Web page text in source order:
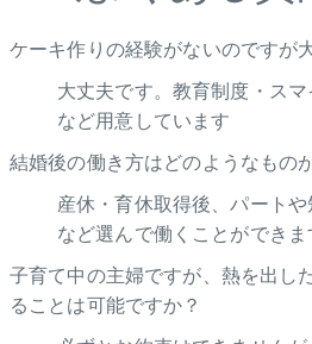
ケーキ作りの経験がないのですが
大丈夫です。教育制度・ス
など用意しています
結婚後の働き方はどのようなもの
産休・育休取得後、パート
など選んで働くことができま
子育て中の主婦ですが、熱を出し
ることは可能ですか？